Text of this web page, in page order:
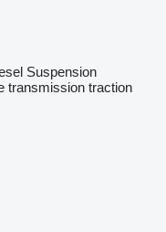
Suspension
transmission traction